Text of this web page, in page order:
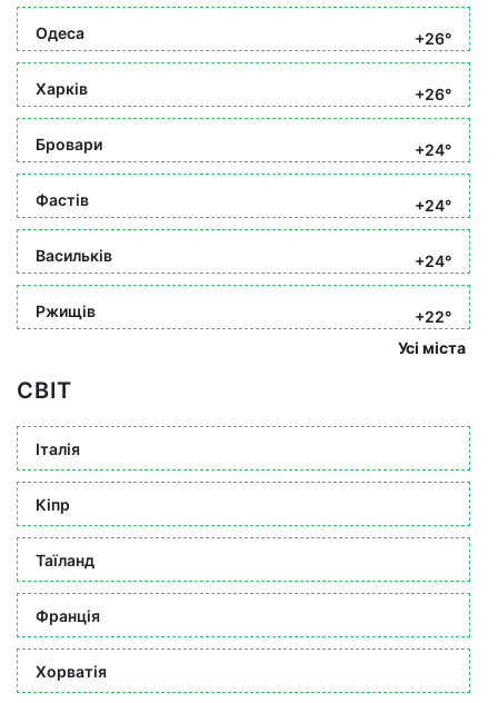
Одеса +26°
Харків +26°
Бровари +24°
Фастів +24°
Васильків +24°
Ржищів
+22°
Усі міста
СВІТ
Італія
Кіпр
Таїланд
Франція
Хорватія